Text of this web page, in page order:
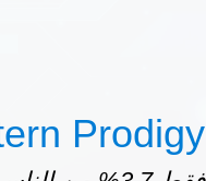
Prodigy